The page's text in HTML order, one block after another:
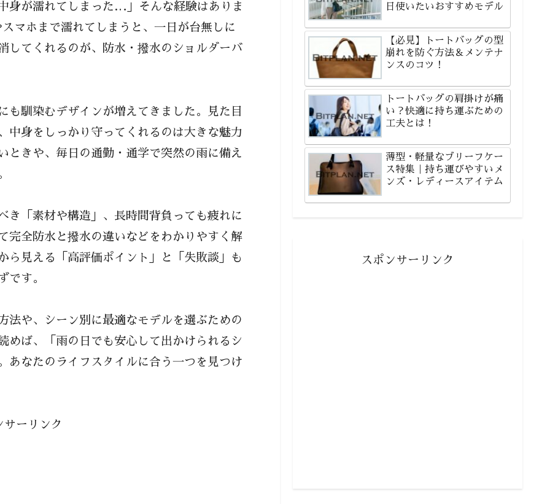
身が濡れてしまった…」そんな経験はありま
マホまで濡れてしまうと、一日が台無しに
してくれるのが、防水・撥水のショルダーバ
も馴染むデザインが増えてきました。見た目
中身をしっかり守ってくれるのは大きな魅力
ときや、毎日の通勤・通学で突然の雨に備え
き「素材や構造」、長時間背負っても疲れに
完全防水と撥水の違いなどをわかりやすく解
ら見える「高評価ポイント」と「失敗談」も
です。
法や、シーン別に最適なモデルを選ぶための
めば、「雨の日でも安心して出かけられるシ
あなたのライフスタイルに合う一つを見つけ
サーリンク
日使いたいおすすめモデル
【必見】トートバッグの型
崩れを防ぐ方法＆メンテナ
ンスのコツ！
トートバッグの肩掛けが痛
い？快適に持ち運ぶための
工夫とは！
薄型・軽量なブリーフケー
ス特集｜持ち運びやすいメ
ンズ・レディースアイテム
スポンサーリンク